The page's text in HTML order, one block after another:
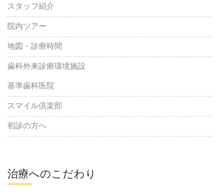
スタッフ紹介
院内ツアー
地図・診療時間
歯科外来診療環境施設
基準歯科医院
スマイル倶楽部
初診の方へ
治療へのこだわり